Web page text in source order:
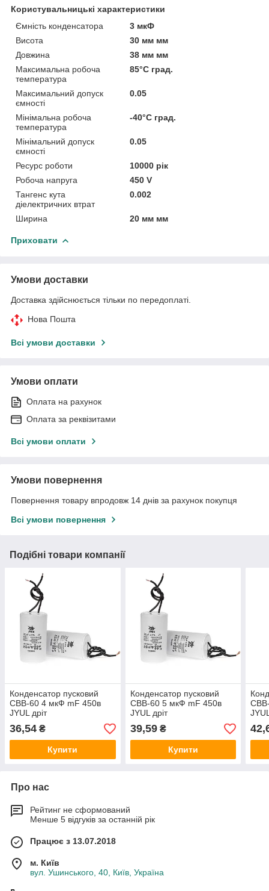
Користувальницькі характеристики
Ємність конденсатора
3 мкФ
Висота
30 мм мм
Довжина
38 мм мм
Максимальна робоча
температура
85°С град.
Максимальний допуск
ємності
0.05
Мінімальна робоча
температура
-40°С град.
Мінімальний допуск
ємності
0.05
Ресурс роботи
10000 рік
Робоча напруга
450 V
Тангенс кута
діелектричних втрат
0.002
Ширина 20 мм мм
Приховати
Умови доставки
Доставка здійснюється тільки по передоплаті.
Нова Пошта
Всі умови доставки
Умови оплати
Оплата на рахунок
Оплата за реквізитами
Всі умови оплати
Умови повернення
Повернення товару впродовж 14 днів за рахунок покупця
Всі умови повернення
Подібні товари компанії
Конденсатор пусковий
CBB-60 4 мкФ mF 450в
JYUL дріт
36,54 ₴
Купити
Конденсатор пусковий
CBB-60 5 мкФ mF 450в
JYUL дріт
39,59₴
Купити
Про нас
Рейтинг не сформований
Менше 5 відгуків за останній рік
Працює з 13.07.2018
м. Київ
вул. Ушинського, 40, Київ, Україна